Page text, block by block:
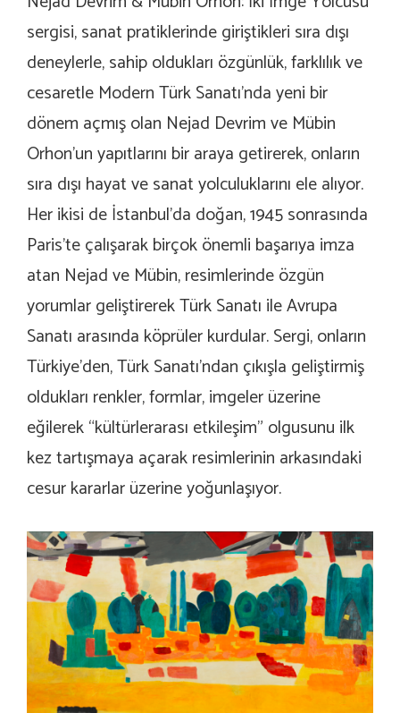
sergisi, sanat pratiklerinde giriştikleri sıra dışı
deneylerle, sahip oldukları özgünlük, farklılık ve
cesaretle Modern Türk Sanatı’nda yeni bir
dönem açmış olan Nejad Devrim ve Mübin
Orhon’un yapıtlarını bir araya getirerek, onların
sıra dışı hayat ve sanat yolculuklarını ele alıyor.
Her ikisi de İstanbul’da doğan, 1945 sonrasında
Paris’te çalışarak birçok önemli başarıya imza
atan Nejad ve Mübin, resimlerinde özgün
yorumlar geliştirerek Türk Sanatı ile Avrupa
Sanatı arasında köprüler kurdular. Sergi, onların
Türkiye’den, Türk Sanatı’ndan çıkışla geliştirmiş
oldukları renkler, formlar, imgeler üzerine
eğilerek “kültürlerarası etkileşim” olgusunu ilk
kez tartışmaya açarak resimlerinin arkasındaki
cesur kararlar üzerine yoğunlaşıyor.